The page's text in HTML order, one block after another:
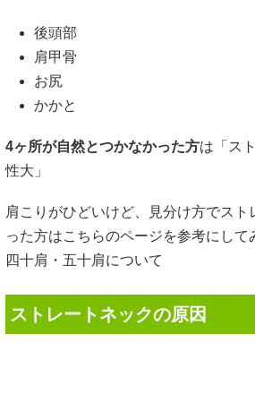
後頭部
肩甲骨
お尻
かかと
4ヶ所が自然とつかなかった方は「ス
性大」
肩こりがひどいけど、見分け方でス
った方はこちらのページを参考にして
四十肩・五十肩について
ストレートネックの原因